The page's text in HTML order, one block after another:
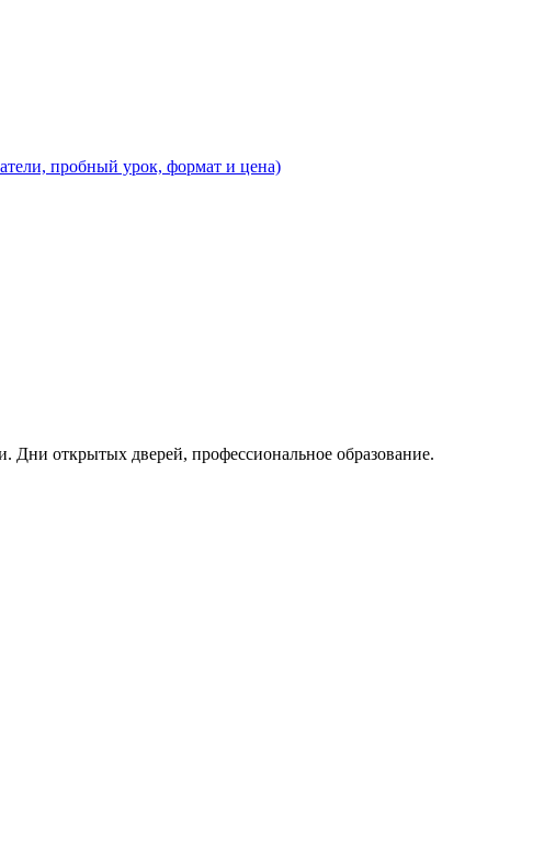
пробный урок, формат и цена)
Дни открытых дверей, профессиональное образование.